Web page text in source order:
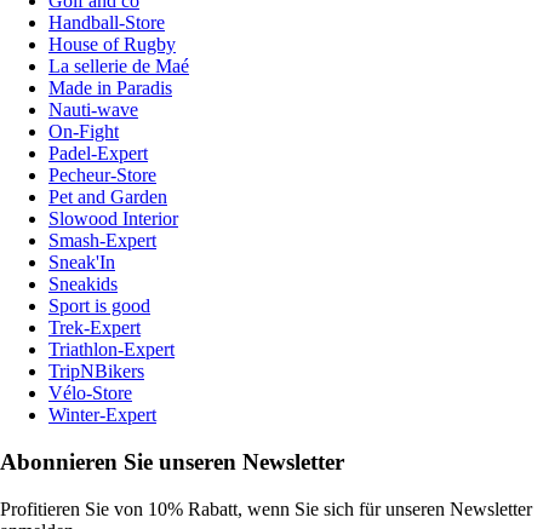
Handball-Store
House of Rugby
La sellerie de Maé
Made in Paradis
Nauti-wave
On-Fight
Padel-Expert
Pecheur-Store
Pet and Garden
Slowood Interior
Smash-Expert
Sneak'In
Sneakids
Sport is good
Trek-Expert
Triathlon-Expert
TripNBikers
Vélo-Store
Winter-Expert
Abonnieren Sie unseren Newsletter
Profitieren Sie von 10% Rabatt, wenn Sie sich für unseren Newsletter